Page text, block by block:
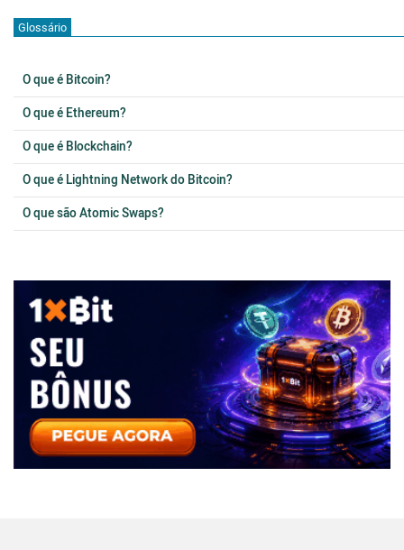
Glossário
O que é Bitcoin?
O que é Ethereum?
O que é Blockchain?
O que é Lightning Network do Bitcoin?
O que são Atomic Swaps?